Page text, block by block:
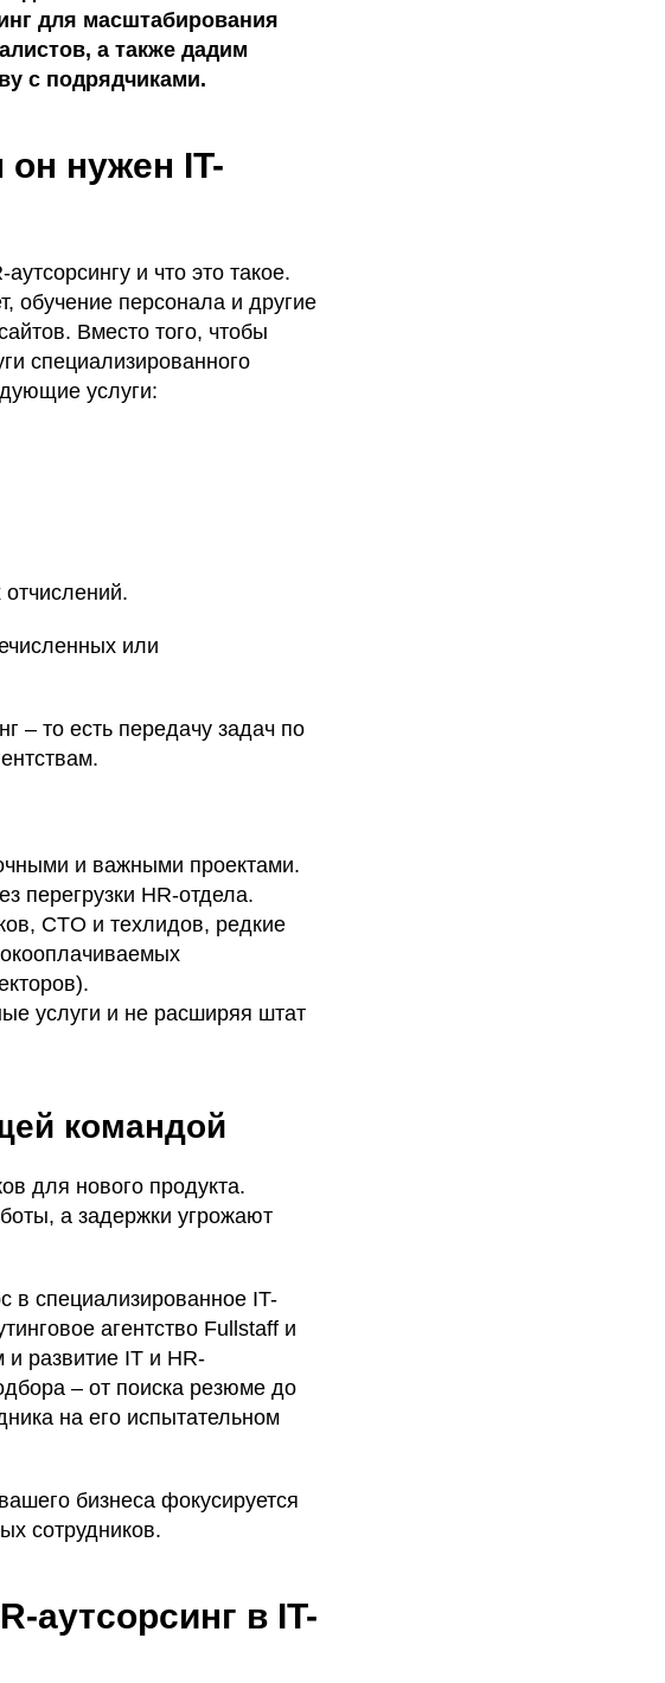
для масштабирования
а также дадим
с подрядчиками.
он нужен IT-
и что это такое.
обучение персонала и другие
Вместо того, чтобы
специализированного
услуги:
или
– то есть передачу задач по
и важными проектами.
перегрузки HR-отдела.
CTO и техлидов, редкие
услуги и не расширяя штат
командой
для нового продукта.
а задержки угрожают
в специализированное IT-
агентство Fullstaff и
развитие IT и HR-
– от поиска резюме до
на его испытательном
бизнеса фокусируется
сотрудников.
аутсорсинг в IT-